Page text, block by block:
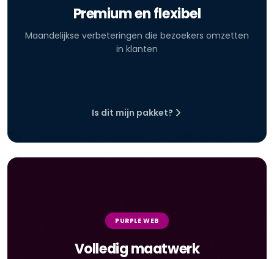
Premium en flexibel
Maandelijkse verbeteringen die bezoekers omzetten
in klanten
Is dit mijn pakket?
PURPLE WEB
Volledig maatwerk